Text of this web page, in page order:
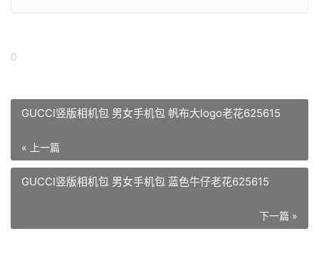
0
GUCCI竖版相机包 男女手机包 帆布大logo老花625615
« 上一篇
GUCCI竖版相机包 男女手机包 蓝色牛仔老花625615
下一篇 »